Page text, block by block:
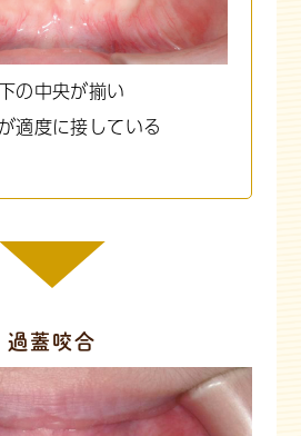
の中央が揃い
適度に接している
過蓋咬合